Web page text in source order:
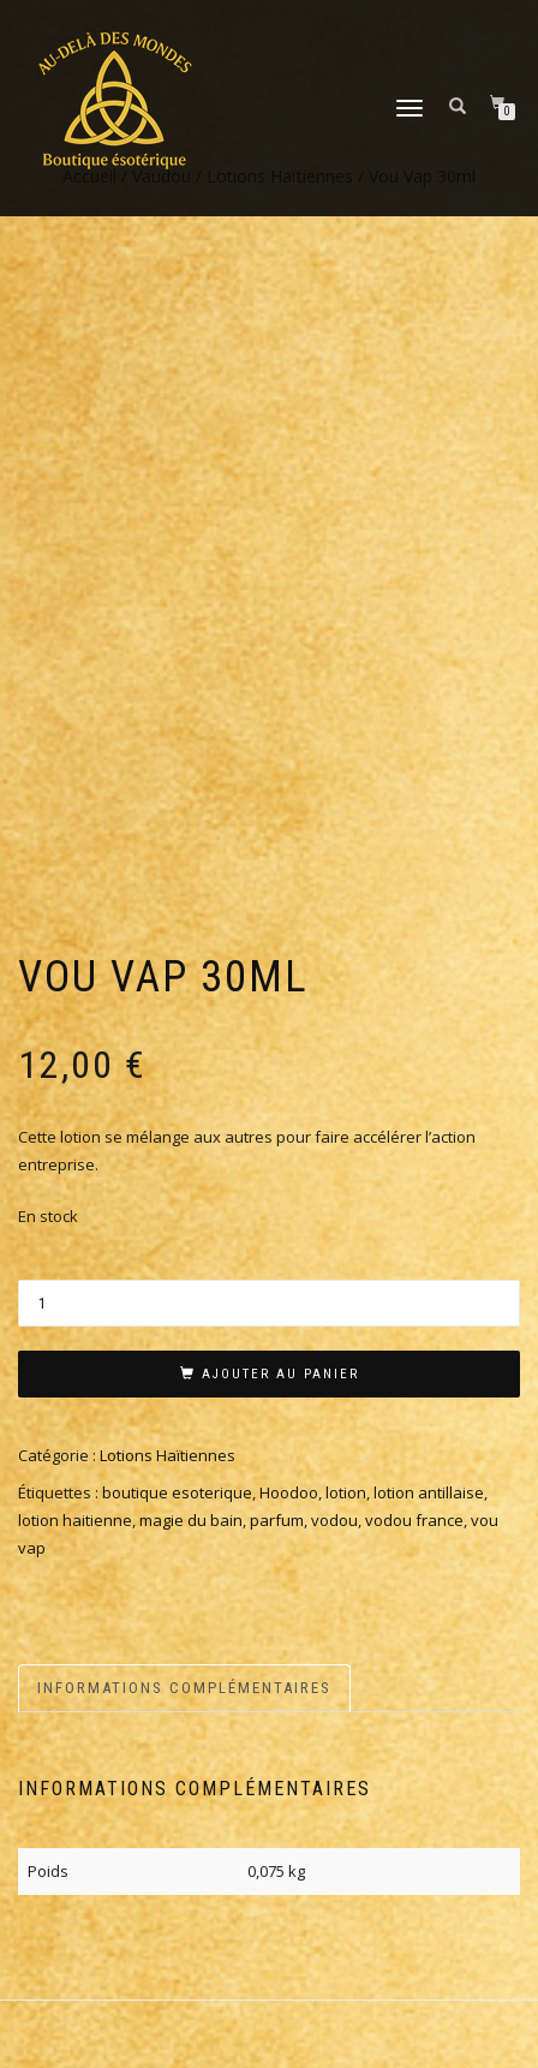
DÉPLIER
0
Accueil Vaudou
VOU VAP 30ML
12,00€
Cette lotion se mélange aux autres pour faire accélérer l’action
entreprise.
En stock
AJOUTER AU PANIER
Catégorie : Lotions Haïtiennes
Étiquettes :boutique esoterique,Hoodoo,lotion,lotion antillaise,
lotion haitienne,magie du bain,parfum,vodou,vodou france,vou
vap
INFORMATIONS COMPLÉMENTAIRES
INFORMATIONS COMPLÉMENTAIRES
Poids 0,075 kg